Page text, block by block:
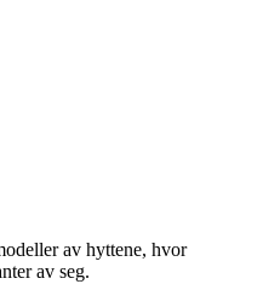
av hyttene, hvor
av seg.